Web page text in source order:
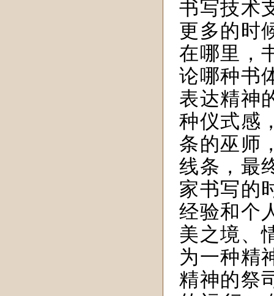
书写技术
更多的时
在哪里，
论哪种书
表达精神
种仪式感
条的巫师
线条，最
家书写的
经验和个
美之境、
为一种精
精神的祭